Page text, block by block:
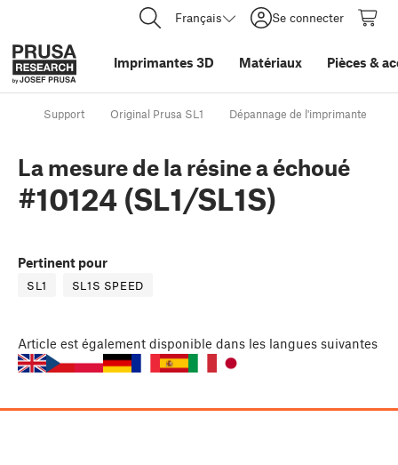
Français Se connecter
Imprimantes 3D Matériaux Pièces &
Support Original Prusa SL1 Dépannage de l'imprimante
La mesure de la résine a échoué
#10124 (SL1/SL1S)
Pertinent pour
SL1 SL1S SPEED
Article est également disponible dans les langues suivantes